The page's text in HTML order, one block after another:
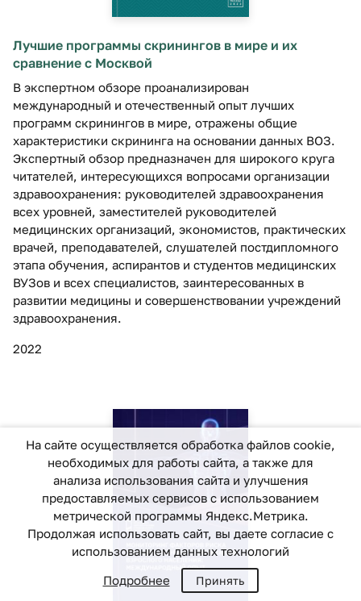
Лучшие программы скринингов в мире и их
сравнение с Москвой
В экспертном обзоре проанализирован
международный и отечественный опыт лучших
программ скринингов в мире, отражены общие
характеристики скрининга на основании данных ВОЗ.
Экспертный обзор предназначен для широкого круга
читателей, интересующихся вопросами организации
здравоохранения: руководителей здравоохранения
всех уровней, заместителей руководителей
медицинских организаций, экономистов, практических
врачей, преподавателей, слушателей постдипломного
этапа обучения, аспирантов и студентов медицинских
ВУЗов и всех специалистов, заинтересованных в
развитии медицины и совершенствовании учреждений
здравоохранения.
2022
На сайте осуществляется обработка файлов cookie,
необходимых для работы сайта, а также для
анализа использования сайта и улучшения
предоставляемых сервисов с использованием
метрической программы Яндекс.Метрика.
Продолжая использовать сайт, вы даете согласие с
использованием данных технологий
Подробнее
Принять